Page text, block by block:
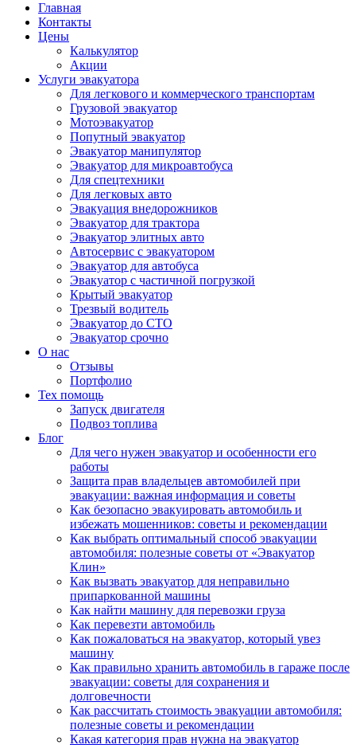
Главная
Контакты
Цены
Калькулятор
Акции
Услуги эвакуатора
Для легкового и коммерческого транспортам
Грузовой эвакуатор
Мотоэвакуатор
Попутный эвакуатор
Эвакуатор манипулятор
Эвакуатор для микроавтобуса
Для спецтехники
Для легковых авто
Эвакуация внедорожников
Эвакуатор для трактора
Эвакуатор элитных авто
Автосервис с эвакуатором
Эвакуатор для автобуса
Эвакуатор с частичной погрузкой
Крытый эвакуатор
Трезвый водитель
Эвакуатор до СТО
Эвакуатор срочно
О нас
Отзывы
Портфолио
Тех помощь
Запуск двигателя
Подвоз топлива
Блог
Для чего нужен эвакуатор и особенности его
работы
Защита прав владельцев автомобилей при
эвакуации: важная информация и советы
Как безопасно эвакуировать автомобиль и
избежать мошенников: советы и рекомендации
Как выбрать оптимальный способ эвакуации
автомобиля: полезные советы от «Эвакуатор
Клин»
Как вызвать эвакуатор для неправильно
припаркованной машины
Как найти машину для перевозки груза
Как перевезти автомобиль
Как пожаловаться на эвакуатор, который увез
машину
Как правильно хранить автомобиль в гараже после
эвакуации: советы для сохранения и
долговечности
Как рассчитать стоимость эвакуации автомобиля:
полезные советы и рекомендации
Какая категория прав нужна на эвакуатор